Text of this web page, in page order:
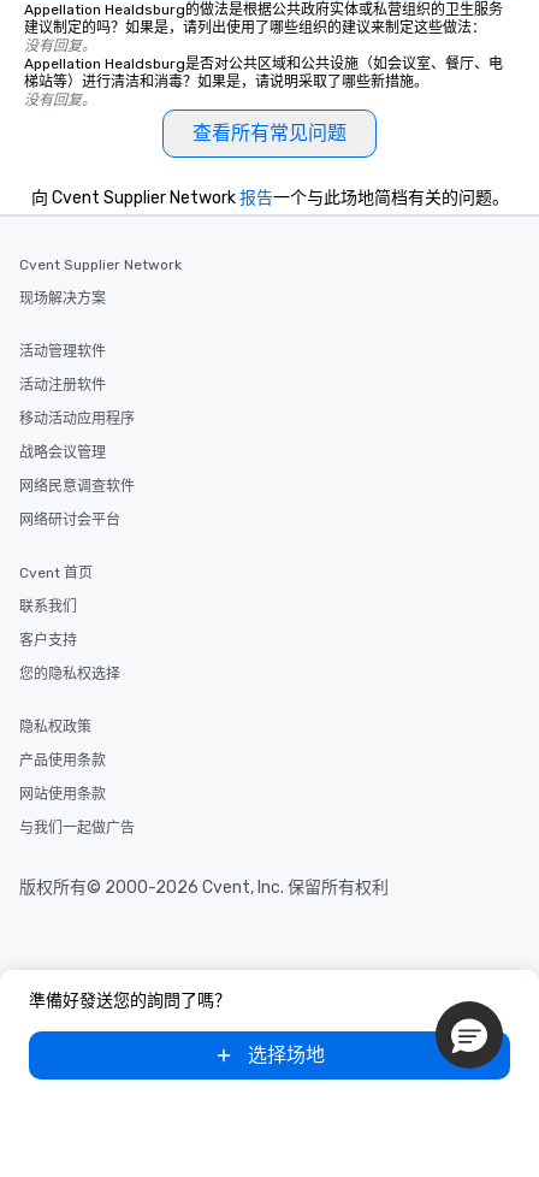
Appellation Healdsburg的做法是根据公共政府实体或私营组织的卫生服务
建议制定的吗？如果是，请列出使用了哪些组织的建议来制定这些做法：
没有回复。
Appellation Healdsburg是否对公共区域和公共设施（如会议室、餐厅、电
梯站等）进行清洁和消毒？如果是，请说明采取了哪些新措施。
没有回复。
查看所有常见问题
準備好發送您的詢問了嗎？
选择场地
向 Cvent Supplier Network报告一个与此场地简档有关的问题。
Cvent Supplier Network
现场解决方案
活动管理软件
活动注册软件
移动活动应用程序
战略会议管理
网络民意调查软件
网络研讨会平台
Cvent 首页
联系我们
客户支持
您的隐私权选择
隐私权政策
产品使用条款
网站使用条款
与我们一起做广告
版权所有© 2000-2026 Cvent, Inc. 保留所有权利